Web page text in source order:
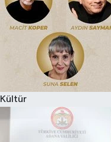
Kültür